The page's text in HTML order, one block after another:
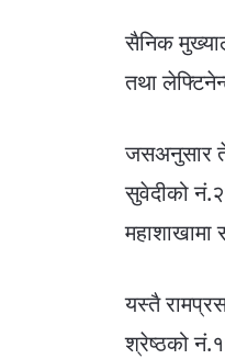
सैनिक
तथा
जसअनुसार
सुवेदीको
यस्तै
श्रेष्ठको